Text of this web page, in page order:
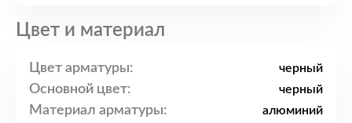
Цвет и материал
Цвет арматуры: черный
Основной цвет: черный
Материал арматуры: алюминий